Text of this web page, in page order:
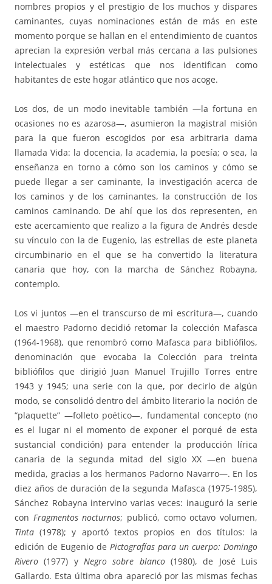
nombres propios y el prestigio de los muchos y dispares
caminantes, cuyas nominaciones están de más en este
momento porque se hallan en el entendimiento de cuantos
aprecian la expresión verbal más cercana a las pulsiones
intelectuales y estéticas que nos identifican como
habitantes de este hogar atlántico que nos acoge.
Los dos, de un modo inevitable también —la fortuna en
ocasiones no es azarosa—, asumieron la magistral misión
para la que fueron escogidos por esa arbitraria dama
llamada Vida: la docencia, la academia, la poesía; o sea, la
enseñanza en torno a cómo son los caminos y cómo se
puede llegar a ser caminante, la investigación acerca de
los caminos y de los caminantes, la construcción de los
caminos caminando. De ahí que los dos representen, en
este acercamiento que realizo a la figura de Andrés desde
su vínculo con la de Eugenio, las estrellas de este planeta
circumbinario en el que se ha convertido la literatura
canaria que hoy, con la marcha de Sánchez Robayna,
contemplo.
Los vi juntos —en el transcurso de mi escritura—, cuando
el maestro Padorno decidió retomar la colección Mafasca
(1964-1968), que renombró como Mafasca para bibliófilos,
denominación que evocaba la Colección para treinta
bibliófilos que dirigió Juan Manuel Trujillo Torres entre
1943 y 1945; una serie con la que, por decirlo de algún
modo, se consolidó dentro del ámbito literario la noción de
“plaquette” —folleto poético—, fundamental concepto (no
es el lugar ni el momento de exponer el porqué de esta
sustancial condición) para entender la producción lírica
canaria de la segunda mitad del siglo XX —en buena
medida, gracias a los hermanos Padorno Navarro—. En los
diez años de duración de la segunda Mafasca (1975-1985),
Sánchez Robayna intervino varias veces: inauguró la serie
con Fragmentos nocturnos; publicó, como octavo volumen,
Tinta(1978); y aportó textos propios en dos títulos: la
edición de Eugenio de Pictografías para un cuerpo: Domingo
Rivero (1977) y Negro sobre blanco(1980), de José Luis
Gallardo. Esta última obra apareció por las mismas fechas